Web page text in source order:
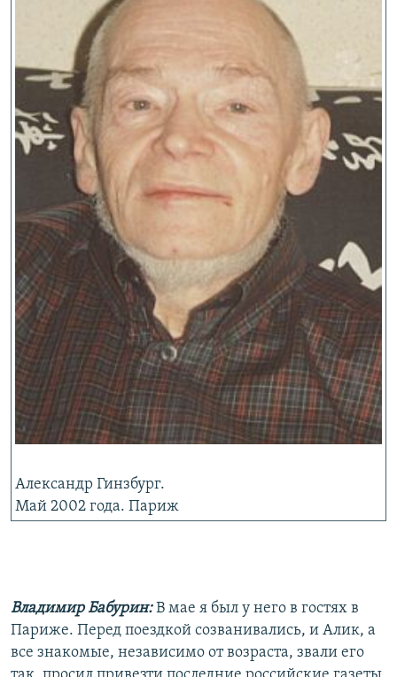
Александр Гинзбург.
Май 2002 года. Париж
Владимир Бабурин:В мае я был у него в гостях в
Париже. Перед поездкой созванивались, и Алик, а
все знакомые, независимо от возраста, звали его